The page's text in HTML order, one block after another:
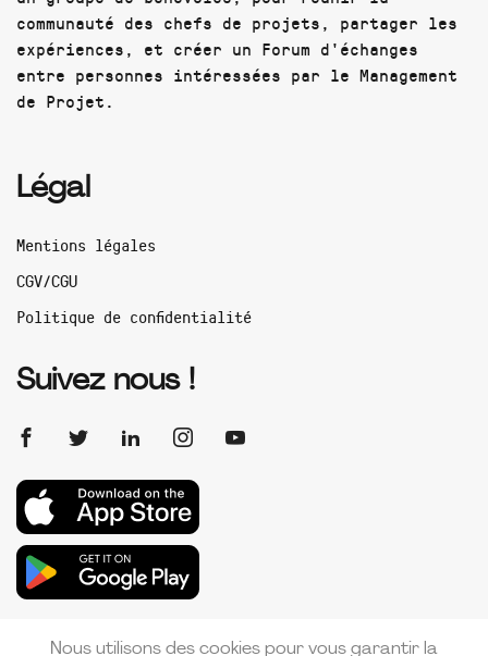
communauté des chefs de projets, partager les
expériences, et créer un Forum d'échanges
entre personnes intéressées par le Management
de Projet.
Légal
Mentions légales
CGV/CGU
Politique de confidentialité
Suivez nous !
Nous utilisons des cookies pour vous garantir la